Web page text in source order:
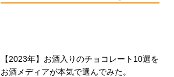
【2023年】お酒入りのチョコレート10選を
お酒メディアが本気で選んでみた。